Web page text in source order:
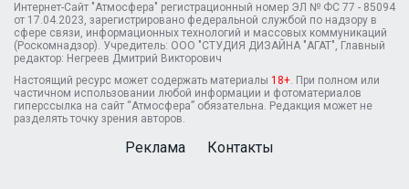
Интернет-Сайт "Атмосфера" регистрационный номер ЭЛ № ФС 77 - 85094
от 17.04.2023, зарегистрировано федеральной службой по надзору в
сфере связи, информационных технологий и массовых коммуникаций
(Роскомнадзор). Учредитель: ООО "СТУДИЯ ДИЗАЙНА "АГАТ", Главный
редактор: Негреев Дмитрий Викторович
Настоящий ресурс может содержать материалы 18+. При полном или
частичном использовании любой информации и фотоматериалов
гиперссылка на сайт “Атмосфера” обязательна. Редакция может не
разделять точку зрения авторов.
Реклама Контакты